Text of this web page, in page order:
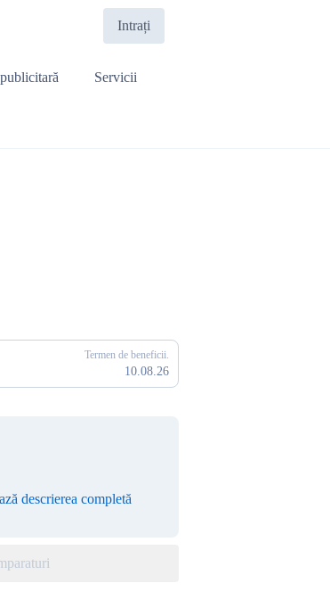
Intrați
Servicii
Termen de beneficii.
10.08.26
descrierea completă